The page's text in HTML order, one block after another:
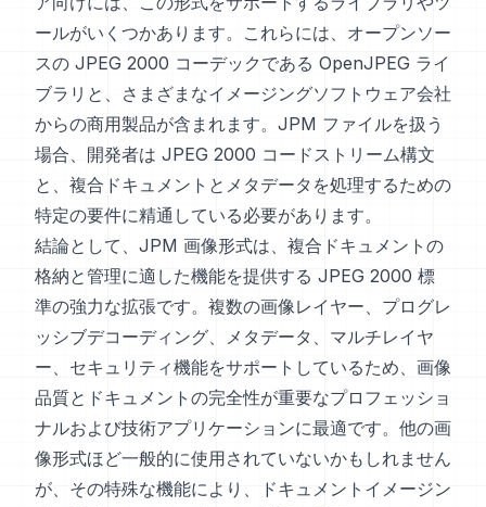
ールがいくつかあります。これらには、オープンソー
スの JPEG 2000 コーデックである OpenJPEG ライ
ブラリと、さまざまなイメージングソフトウェア会社
からの商用製品が含まれます。JPM ファイルを扱う
場合、開発者は JPEG 2000 コードストリーム構文
と、複合ドキュメントとメタデータを処理するための
特定の要件に精通している必要があります。
結論として、JPM 画像形式は、複合ドキュメントの
格納と管理に適した機能を提供する JPEG 2000 標
準の強力な拡張です。複数の画像レイヤー、プログレ
ッシブデコーディング、メタデータ、マルチレイヤ
ー、セキュリティ機能をサポートしているため、画像
品質とドキュメントの完全性が重要なプロフェッショ
ナルおよび技術アプリケーションに最適です。他の画
像形式ほど一般的に使用されていないかもしれません
が、その特殊な機能により、ドキュメントイメージン